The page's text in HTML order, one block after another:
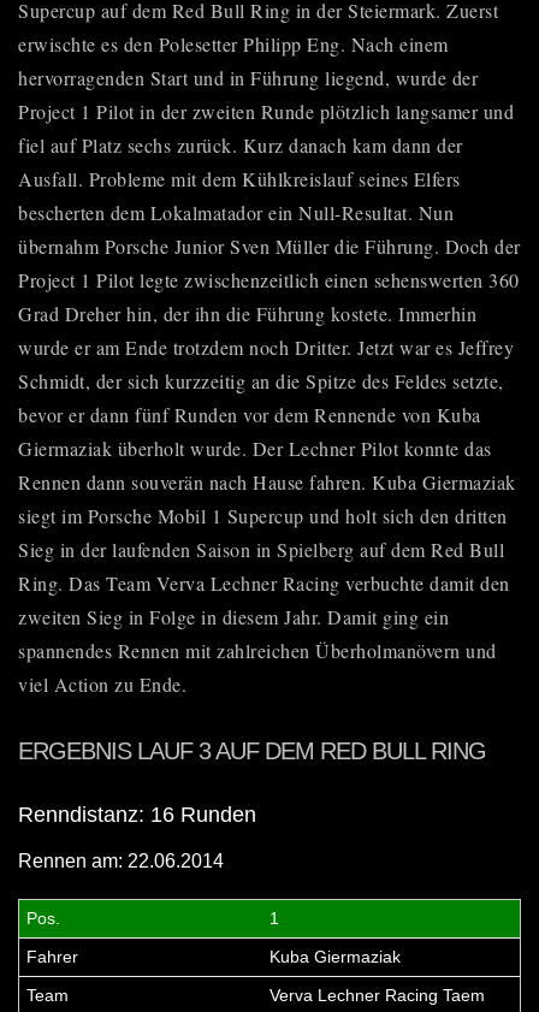
Supercup auf dem Red Bull Ring in der Steiermark. Zuerst
erwischte es den Polesetter Philipp Eng. Nach einem
hervorragenden Start und in Führung liegend, wurde der
Project 1 Pilot in der zweiten Runde plötzlich langsamer und
fiel auf Platz sechs zurück. Kurz danach kam dann der
Ausfall. Probleme mit dem Kühlkreislauf seines Elfers
bescherten dem Lokalmatador ein Null-Resultat. Nun
übernahm Porsche Junior Sven Müller die Führung. Doch der
Project 1 Pilot legte zwischenzeitlich einen sehenswerten 360
Grad Dreher hin, der ihn die Führung kostete. Immerhin
wurde er am Ende trotzdem noch Dritter. Jetzt war es Jeffrey
Schmidt, der sich kurzzeitig an die Spitze des Feldes setzte,
bevor er dann fünf Runden vor dem Rennende von Kuba
Giermaziak überholt wurde. Der Lechner Pilot konnte das
Rennen dann souverän nach Hause fahren. Kuba Giermaziak
siegt im Porsche Mobil 1 Supercup und holt sich den dritten
Sieg in der laufenden Saison in Spielberg auf dem Red Bull
Ring. Das Team Verva Lechner Racing verbuchte damit den
zweiten Sieg in Folge in diesem Jahr. Damit ging ein
spannendes Rennen mit zahlreichen Überholmanövern und
viel Action zu Ende.
ERGEBNIS LAUF 3 AUF DEM RED BULL RING
Renndistanz: 16 Runden
Rennen am: 22.06.2014
1
Kuba Giermaziak
Verva Lechner Racing Taem